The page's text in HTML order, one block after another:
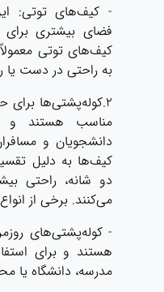
- کیف‌های توتی:
فضای بیشتری
کیف‌های توتی
به راحتی در دست
2.کوله‌پشتی‌ها
مناسب هستند و
دانشجویان و
کیف‌ها به دلیل
دو شانه، راحتی
می‌کنند. برخی از
- کوله‌پشتی‌های
هستند و برای
مدرسه، دانشگاه یا